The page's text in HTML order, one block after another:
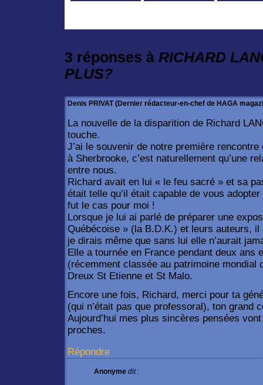
3 réponses à RICHARD
PLUS?
Denis PRIVAT (Dernier rédacteur-en-chef de HAGA
La nouvelle de la disparition de Richard
touche.
J’ai le souvenir de notre première
à Sherbrooke, c’est naturellement qu’une
entre nous.
Richard avait en lui « le feu sacré » et sa
était telle qu’il était capable de vous
fut le cas pour moi !
Lorsque je lui ai parlé de préparer une
Québécoise » (la B.D.K.) et leurs auteurs,
je dirais même que sans lui elle n’aurait
Elle a tournée en France pendant deux ans
(récemment classée au patrimoine mondial
Dreux St Etienne et St Malo.
Encore une fois, Richard, merci pour ta
(qui n’était pas que professoral), ton grand
Aujourd’hui mes plus sincères pensées
proches.
Répondre
Anonyme dit :